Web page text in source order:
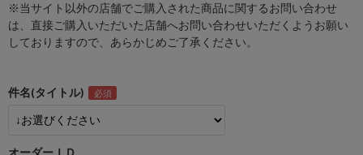
※当サイト以外の店舗でご購入された商品に関するお問い合わせ
は、直接ご購入いただいた店舗へお問い合わせいただくようお願い
しておりますので、あらかじめご了承ください。
件名(タイトル)
オーダーＩＤ